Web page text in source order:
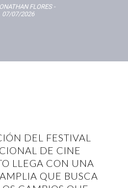
FLORES-
07/07/2026
DEL FESTIVAL
DE CINE
LLEGA CON UNA
QUE BUSCA